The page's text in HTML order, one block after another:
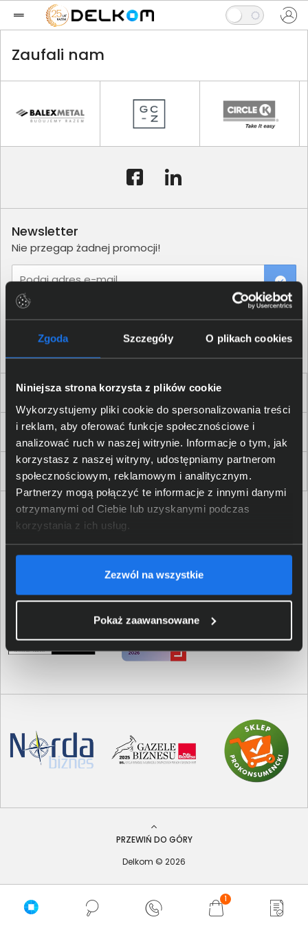
Zgoda Szczegóły O plikach cookies
Niniejsza strona korzysta z plików cookie
Wykorzystujemy pliki cookie do spersonalizowania treści
i reklam, aby oferować funkcje społecznościowe i
analizować ruch w naszej witrynie. Informacje o tym, jak
korzystasz z naszej witryny, udostępniamy partnerom
społecznościowym, reklamowym i analitycznym.
Partnerzy mogą połączyć te informacje z innymi danymi
otrzymanymi od Ciebie lub uzyskanymi podczas
korzystania z ich usług.
Zezwól na wszystkie
Pokaż zaawansowane
1
Zaufali nam
Dla Firm i Instytucji
Zakupy
Delkom 2000
Newsletter
Nie przegap żadnej promocji!
Podaj adres e-mail
PRZEWIŃ DO GÓRY
Delkom © 2026